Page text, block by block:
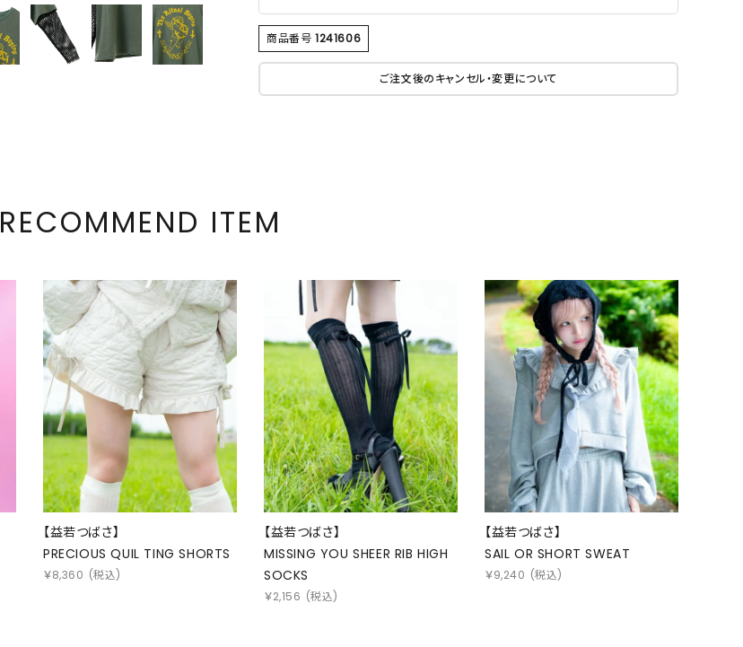
商品番号 1241606
ご注文後のキャンセル・変更について
RECOMMEND ITEM
【益若つばさ】
PRECIOUS QUIL TING SHORTS
￥8,360 (税込)
【益若つばさ】
MISSING YOU SHEER RIB HIGH
SOCKS
￥2,156 (税込)
【益若つばさ】
SAIL OR SHORT SWEAT
￥9,240 (税込)